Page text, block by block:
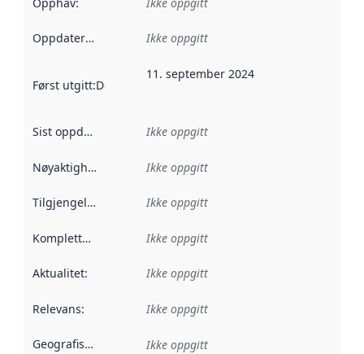
Oppdateringsfrekvens :
Ikke oppgitt
Først utgitt:Denne datoen sier når dataene i dette
11. september 2024
Sist oppdatert Ikke oppgitt
Nøyaktighet Ikke oppgitt
Tilgjengelighet Ikke oppgitt
Kompletthet Ikke oppgitt
Aktualitet: Ikke oppgitt
Relevans: Ikke oppgitt
Geografisk avgrensning :
Ikke oppgitt